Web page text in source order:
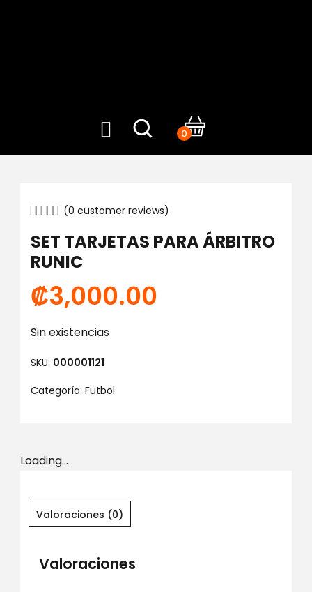
0
(0 customer reviews)
SET TARJETAS PARA ÁRBITRO
RUNIC
₡3,000.00
Sin existencias
SKU: 000001121
Categoría: Futbol
Loading...
Valoraciones (0)
Valoraciones